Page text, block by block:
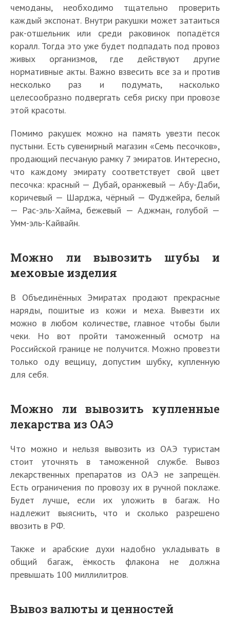
чемоданы, необходимо тщательно проверить
каждый экспонат. Внутри ракушки может затаиться
рак-отшельник или среди раковинок попадётся
коралл. Тогда это уже будет подпадать под провоз
живых организмов, где действуют другие
нормативные акты. Важно взвесить все за и против
несколько раз и подумать, насколько
целесообразно подвергать себя риску при провозе
этой красоты.
Помимо ракушек можно на память увезти песок
пустыни. Есть сувенирный магазин «Семь песочков»,
продающий песчаную рамку 7 эмиратов. Интересно,
что каждому эмирату соответствует свой цвет
песочка: красный — Дубай, оранжевый — Абу-Даби,
коричевый — Шарджа, чёрный — Фуджейра, белый
— Рас-эль-Хайма, бежевый — Аджман, голубой —
Умм-эль-Кайвайн.
Можно ли вывозить шубы и
меховые изделия
В Объединённых Эмиратах продают прекрасные
наряды, пошитые из кожи и меха. Вывезти их
можно в любом количестве, главное чтобы были
чеки. Но вот пройти таможенный осмотр на
Российской границе не получится. Можно провезти
только оду вещицу, допустим шубку, купленную
для себя.
Можно ли вывозить купленные
лекарства из ОАЭ
Что можно и нельзя вывозить из ОАЭ туристам
стоит уточнять в таможенной службе. Вывоз
лекарственных препаратов из ОАЭ не запрещён.
Есть ограничения по провозу их в ручной поклаже.
Будет лучше, если их уложить в багаж. Но
надлежит выяснить, что и сколько разрешено
ввозить в РФ.
Также и арабские духи надобно укладывать в
общий багаж, ёмкость флакона не должна
превышать 100 миллилитров.
Вывоз валюты и ценностей